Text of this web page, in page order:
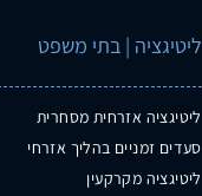
ליטיגציה | בתי משפט
ליטיגציה אזרחית מסחרית
סעדים זמניים בהליך אזרחי
ליטיגציה מקרקעין